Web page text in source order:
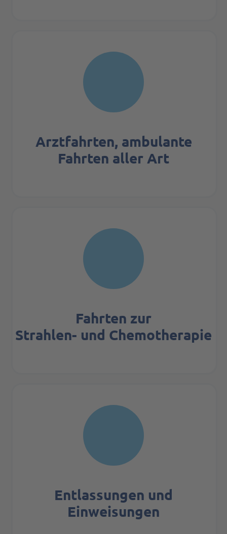
Arztfahrten, ambulante
Fahrten aller Art
Fahrten zur
Strahlen- und Chemo­therapie
Entlassungen und
Einweisungen